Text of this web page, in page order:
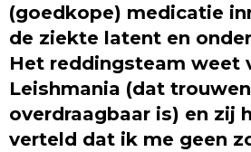
(goedkope) medicatie
de ziekte latent en
Het reddingsteam weet
Leishmania (dat
overdraagbaar is) en zij
verteld dat ik me geen